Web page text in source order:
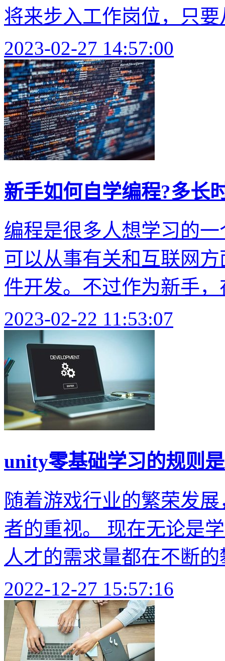
将来步入工作岗位，只要
2023-02-27 14:57:00
新手如何自学编程?多长
编程是很多人想学习的
可以从事有关和互联网
件开发。不过作为新手
2023-02-22 11:53:07
unity零基础学习的规则
随着游戏行业的繁荣发
者的重视。 现在无论是
人才的需求量都在不断
2022-12-27 15:57:16